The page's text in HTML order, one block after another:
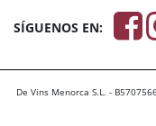
SÍGUENOS EN:
De Vins Menorca S.L. -